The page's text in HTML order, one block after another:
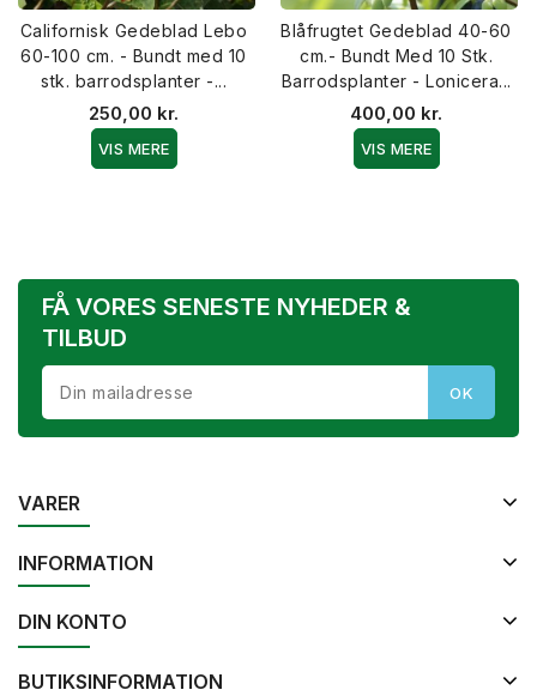
Californisk Gedeblad Lebo
60-100 cm. - Bundt med 10
stk. barrodsplanter -...
250,00 kr.
VIS MERE
Blåfrugtet Gedeblad 40-60
cm.- Bundt Med 10 Stk.
Barrodsplanter - Lonicera...
400,00 kr.
VIS MERE
FÅ VORES SENESTE NYHEDER &
TILBUD
VARER
INFORMATION
DIN KONTO
BUTIKSINFORMATION